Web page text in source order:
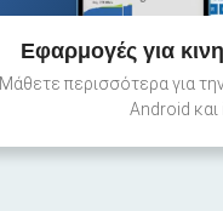
Εφαρμογές για
Μάθετε περισσότερα για
Android και